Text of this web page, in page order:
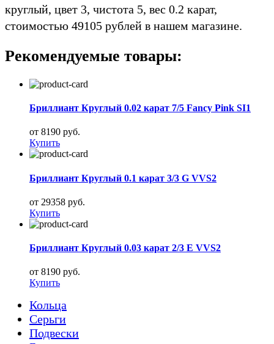
круглый, цвет 3, чистота 5, вес 0.2 карат,
стоимостью 49105 рублей в нашем магазине.
Рекомендуемые товары:
Бриллиант Круглый 0.02 карат 7/5 Fancy Pink SI1
от 8190 руб.
Купить
Бриллиант Круглый 0.1 карат 3/3 G VVS2
от 29358 руб.
Купить
Бриллиант Круглый 0.03 карат 2/3 E VVS2
от 8190 руб.
Купить
Кольца
Серьги
Подвески